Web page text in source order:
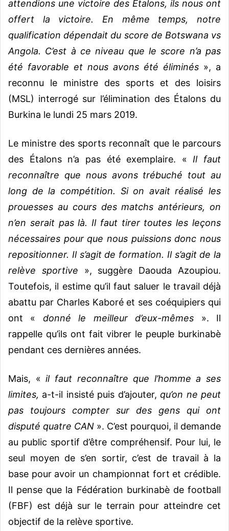
attendions une victoire des Étalons, ils nous ont
offert la victoire. En même temps, notre
qualification dépendait du score de Botswana vs
Angola. C’est à ce niveau que le score n’a pas
été favorable et nous avons été éliminés », a
reconnu le ministre des sports et des loisirs
(MSL) interrogé sur l’élimination des Étalons du
Burkina le lundi 25 mars 2019.
Le ministre des sports reconnaît que le parcours
des Étalons n’a pas été exemplaire. « Il faut
reconnaître que nous avons trébuché tout au
long de la compétition. Si on avait réalisé les
prouesses au cours des matchs antérieurs, on
n’en serait pas là. Il faut tirer toutes les leçons
nécessaires pour que nous puissions donc nous
repositionner. Il s’agit de formation. Il s’agit de la
relève sportive », suggère Daouda Azoupiou.
Toutefois, il estime qu’il faut saluer le travail déjà
abattu par Charles Kaboré et ses coéquipiers qui
ont « donné le meilleur d’eux-mêmes ». Il
rappelle qu’ils ont fait vibrer le peuple burkinabè
pendant ces dernières années.
Mais, «il faut reconnaître que l’homme a ses
limites, a-t-il insisté puis d’ajouter,qu’on ne peut
pas toujours compter sur des gens qui ont
disputé quatre CAN ». C’est pourquoi, il demande
au public sportif d’être compréhensif. Pour lui, le
seul moyen de s’en sortir, c’est de travail à la
base pour avoir un championnat fort et crédible.
Il pense que la Fédération burkinabè de football
(FBF) est déjà sur le terrain pour atteindre cet
objectif de la relève sportive.